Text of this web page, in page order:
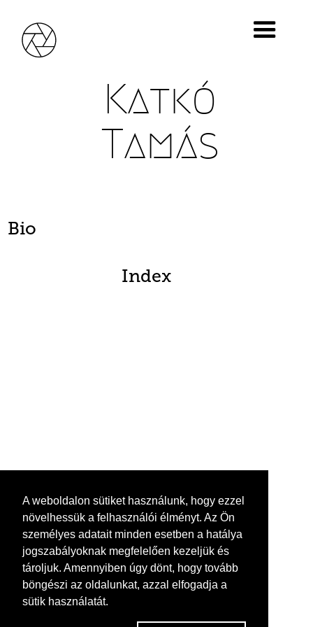
A weboldalon sütiket használunk, hogy ezzel
növelhessük a felhasználói élményt. Az Ön
személyes adatait minden esetben a hatálya
jogszabályoknak megfelelően kezeljük és
tároljuk. Amennyiben úgy dönt, hogy tovább
böngészi az oldalunkat, azzal elfogadja a
sütik használatát.
Katkó
Tamás
Bio
Index